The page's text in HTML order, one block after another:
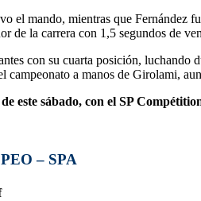
el mando, mientras que Fernández
de la carrera con 1,5 segundos de
con su cuarta posición,
a manos de Girolami,
este sábado, con el SP
– SPA